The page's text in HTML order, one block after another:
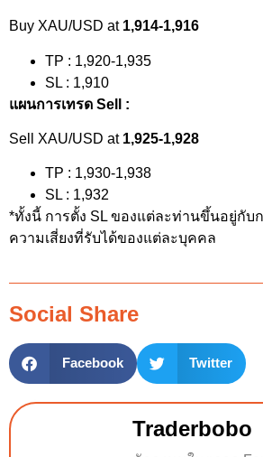
Buy XAU/USD at 1,914-1,916
TP : 1,920-1,935
SL : 1,910
แผนการเทรด Sell :
Sell XAU/USD at 1,925-1,928
TP : 1,930-1,938
SL : 1,932
*ทั้งนี้ การตั้ง SL ของแต่ละท่านขึ้นอยู่กับ
ความเสี่ยงที่รับได้ของแต่ละบุคคล
Social Share
Facebook Twitter
Traderbobo